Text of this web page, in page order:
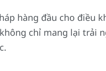
hàng đầu cho điều
chỉ mang lại trải